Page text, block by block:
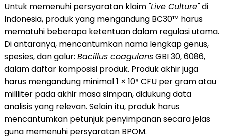
Untuk memenuhi persyaratan klaim "Live Culture"di
Indonesia, produk yang mengandung BC30™ harus
mematuhi beberapa ketentuan dalam regulasi utama.
Di antaranya, mencantumkan nama lengkap genus,
spesies, dan galur: Bacillus coagulansGBI 30, 6086,
dalam daftar komposisi produk. Produk akhir juga
harus mengandung minimal 1 × 10⁶ CFU per gram atau
mililiter pada akhir masa simpan, didukung data
analisis yang relevan. Selain itu, produk harus
mencantumkan petunjuk penyimpanan secara jelas
guna memenuhi persyaratan BPOM.